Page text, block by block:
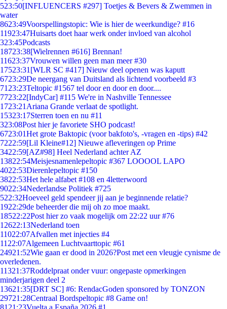
523:50[INFLUENCERS #297] Toetjes & Bevers & Zwemmen in
water
8623:49Voorspellingstopic: Wie is hier de weerkundige? #16
11923:47Huisarts doet haar werk onder invloed van alcohol
323:45Podcasts
18723:38[Wielrennen #616] Brennan!
11623:37Vrouwen willen geen man meer #30
17523:31 [WLR SC #417] Nieuw deel openen was kaputt
6723:29De neergang van Duitsland als lichtend voorbeeld #3
71 23:23Teltopic #1567 tel door en door en door....
7723:22[IndyCar] #115 We're in Nashville Tennessee
1723:21 Ariana Grande verlaat de spotlight.
15323:17Sterren toen en nu #11
323:08Post hier je favoriete SHO podcast!
6723:01Het grote Baktopic (voor bakfoto's, -vragen en -tips) #42
7222:59[Lil Kleine#12] Nieuwe afleveringen op Prime
3422:59[AZ#98] Heel Nederland achter AZ
13822:54Meisjesnamenlepeltopic #367 LOOOOL LAPO
4022:53Dierenlepeltopic #150
3822:53Het hele alfabet #108 en 4letterwoord
9022:34Nederlandse Politiek #725
522:32Hoeveel geld spendeer jij aan je beginnende relatie?
1922:29de beheerder die mij oh zo moe maakt.
18522:22Post hier zo vaak mogelijk om 22:22 uur #76
12622:13Nederland toen
11022:07Afvallen met injecties #4
11 22:07Algemeen Luchtvaarttopic #61
24921:52Wie gaan er dood in 2026?Post met een vleugje cynisme de
overledenen.
11321:37Roddelpraat onder vuur: ongepaste opmerkingen
minderjarigen deel 2
13621:35[DRT SC] #6: RendacGoden sponsored by TONZON
29721:28Centraal Bordspeltopic #8 Game on!
81 21:23Vuelta a España 2026 #1